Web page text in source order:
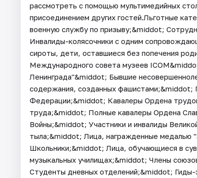
рассмотреть с помощью мультимедийных
присоединением других гостей.Льготные
военную службу по призыву;&middot;
Инвалиды-колясочники с одним
сироты, дети, оставшиеся без попечения
Международного совета музеев
Ленинграда"&middot; Бывшие
содержания, созданных фашистами;&middot;
Федерации;&middot; Кавалеры Ордена
труда;&middot; Полные кавалеры Ордена
Войны;&middot; Участники и инвалиды
тыла;&middot; Лица, награжденные медалью
Школьники;&middot; Лица, обучающиеся в
музыкальных училищах;&middot; Члены
Студенты дневных отделений;&middot;